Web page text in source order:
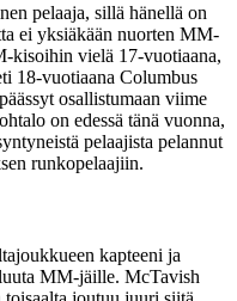
pelaaja, sillä hänellä on
ei yksiäkään nuorten MM-
kisoihin vielä 17-vuotiaana,
18-vuotiaana Columbus
osallistumaan viime
on edessä tänä vuonna,
pelaajista pelannut
runkopelaajiin.
kapteeni ja
MM-jäille. McTavish